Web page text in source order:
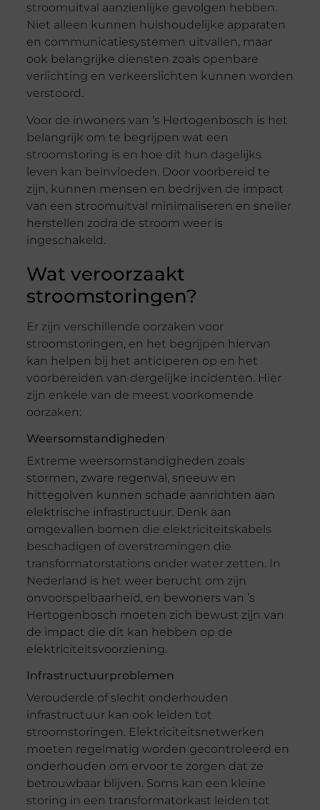
stroomuitval aanzienlijke gevolgen hebben.
Niet alleen kunnen huishoudelijke apparaten
en communicatiesystemen uitvallen, maar
ook belangrijke diensten zoals openbare
verlichting en verkeerslichten kunnen worden
verstoord.
Voor de inwoners van ’s Hertogenbosch is het
belangrijk om te begrijpen wat een
stroomstoring is en hoe dit hun dagelijks
leven kan beïnvloeden. Door voorbereid te
zijn, kunnen mensen en bedrijven de impact
van een stroomuitval minimaliseren en sneller
herstellen zodra de stroom weer is
ingeschakeld.
Wat veroorzaakt
stroomstoringen?
Er zijn verschillende oorzaken voor
stroomstoringen, en het begrijpen hiervan
kan helpen bij het anticiperen op en het
voorbereiden van dergelijke incidenten. Hier
zijn enkele van de meest voorkomende
oorzaken:
Weersomstandigheden
Extreme weersomstandigheden zoals
stormen, zware regenval, sneeuw en
hittegolven kunnen schade aanrichten aan
elektrische infrastructuur. Denk aan
omgevallen bomen die elektriciteitskabels
beschadigen of overstromingen die
transformatorstations onder water zetten. In
Nederland is het weer berucht om zijn
onvoorspelbaarheid, en bewoners van ’s
Hertogenbosch moeten zich bewust zijn van
de impact die dit kan hebben op de
elektriciteitsvoorziening.
Infrastructuurproblemen
Verouderde of slecht onderhouden
infrastructuur kan ook leiden tot
stroomstoringen. Elektriciteitsnetwerken
moeten regelmatig worden gecontroleerd en
onderhouden om ervoor te zorgen dat ze
betrouwbaar blijven. Soms kan een kleine
storing in een transformatorkast leiden tot